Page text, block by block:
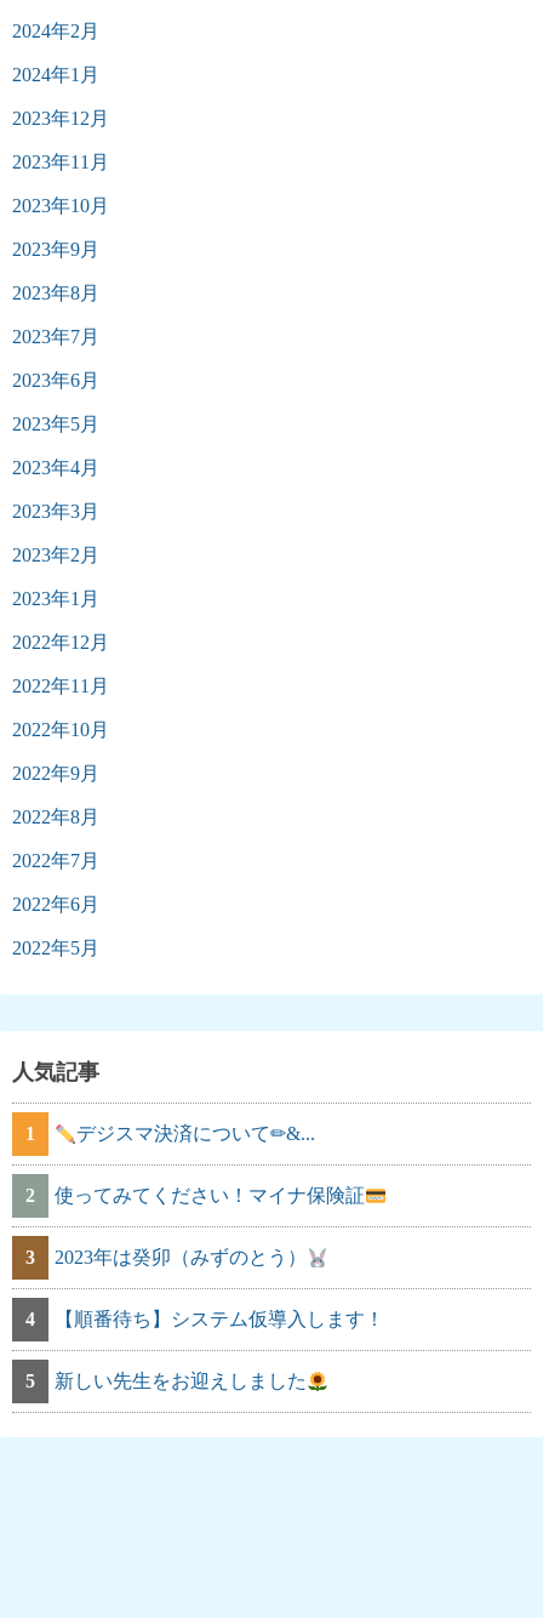
2024年2月
2024年1月
2023年12月
2023年11月
2023年10月
2023年9月
2023年8月
2023年7月
2023年6月
2023年5月
2023年4月
2023年3月
2023年2月
2023年1月
2022年12月
2022年11月
2022年10月
2022年9月
2022年8月
2022年7月
2022年6月
2022年5月
人気記事
1 デジスマ決済について✏&...
2 使ってみてください！マイナ保険証
3 2023年は癸卯（みずのとう）
4 【順番待ち】システム仮導入します！
5 新しい先生をお迎えしました